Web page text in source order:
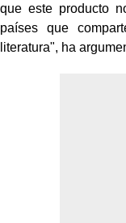
que este producto
países que
literatura", ha